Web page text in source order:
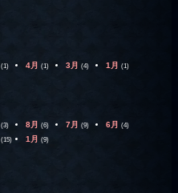
(1) 4月 (1) 3月 (4) 1月 (1)
(3) 8月 (6) 7月 (9) 6月 (4)
(15) 1月 (9)